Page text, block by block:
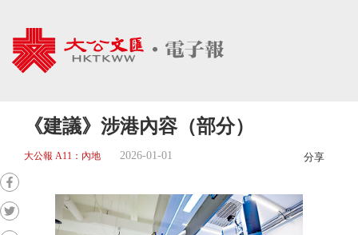
《建議》涉港內容（部分）
大公報 A11：內地 2026-01-01 分享